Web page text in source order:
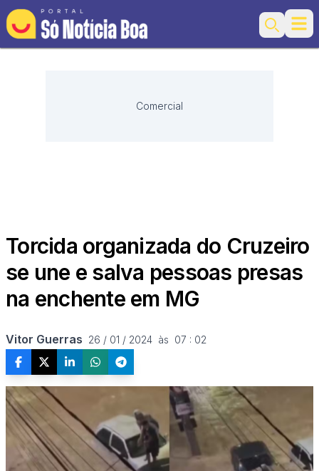
Search
Comercial
Torcida organizada do Cruzeiro
se une e salva pessoas presas
na enchente em MG
Vitor Guerras 26 / 01 / 2024  às  07 : 02